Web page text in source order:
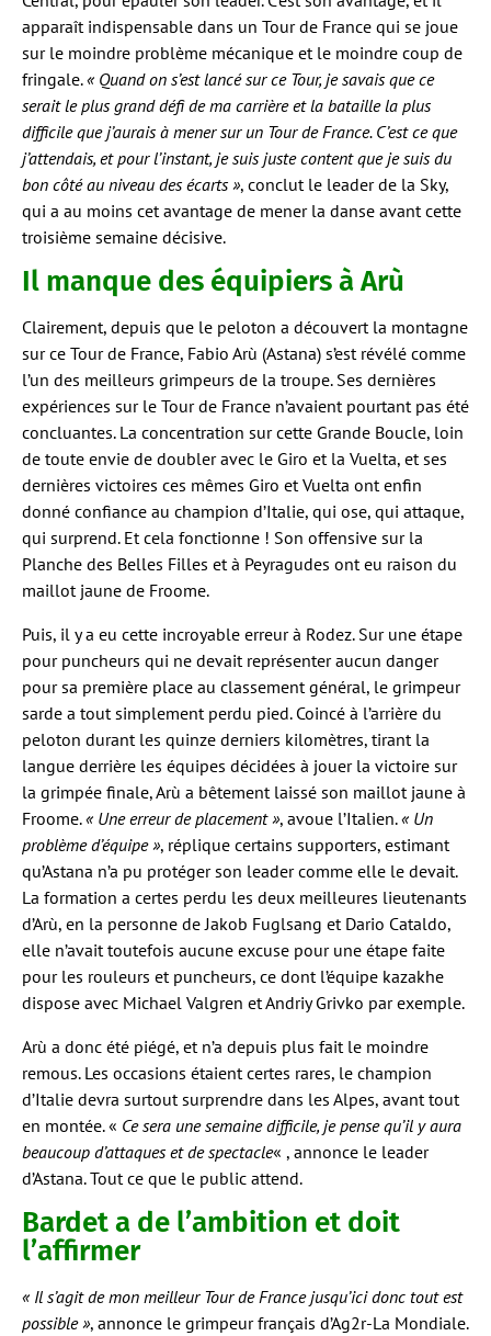
apparaît indispensable dans un Tour de France qui se joue
sur le moindre problème mécanique et le moindre coup de
fringale.« Quand on s’est lancé sur ce Tour, je savais que ce
serait le plus grand défi de ma carrière et la bataille la plus
difficile que j’aurais à mener sur un Tour de France. C’est ce que
j’attendais, et pour l’instant, je suis juste content que je suis du
bon côté au niveau des écarts », conclut le leader de la Sky,
qui a au moins cet avantage de mener la danse avant cette
troisième semaine décisive.
Il manque des équipiers à Arù
Clairement, depuis que le peloton a découvert la montagne
sur ce Tour de France, Fabio Arù (Astana) s’est révélé comme
l’un des meilleurs grimpeurs de la troupe. Ses dernières
expériences sur le Tour de France n’avaient pourtant pas été
concluantes. La concentration sur cette Grande Boucle, loin
de toute envie de doubler avec le Giro et la Vuelta, et ses
dernières victoires ces mêmes Giro et Vuelta ont enfin
donné confiance au champion d’Italie, qui ose, qui attaque,
qui surprend. Et cela fonctionne ! Son offensive sur la
Planche des Belles Filles et à Peyragudes ont eu raison du
maillot jaune de Froome.
Puis, il y a eu cette incroyable erreur à Rodez. Sur une étape
pour puncheurs qui ne devait représenter aucun danger
pour sa première place au classement général, le grimpeur
sarde a tout simplement perdu pied. Coincé à l’arrière du
peloton durant les quinze derniers kilomètres, tirant la
langue derrière les équipes décidées à jouer la victoire sur
la grimpée finale, Arù a bêtement laissé son maillot jaune à
Froome.« Une erreur de placement », avoue l’Italien.« Un
problème d’équipe », réplique certains supporters, estimant
qu’Astana n’a pu protéger son leader comme elle le devait.
La formation a certes perdu les deux meilleures lieutenants
d’Arù, en la personne de Jakob Fuglsang et Dario Cataldo,
elle n’avait toutefois aucune excuse pour une étape faite
pour les rouleurs et puncheurs, ce dont l’équipe kazakhe
dispose avec Michael Valgren et Andriy Grivko par exemple.
Arù a donc été piégé, et n’a depuis plus fait le moindre
remous. Les occasions étaient certes rares, le champion
d’Italie devra surtout surprendre dans les Alpes, avant tout
en montée. « Ce sera une semaine difficile, je pense qu’il y aura
beaucoup d’attaques et de spectacle« , annonce le leader
d’Astana. Tout ce que le public attend.
Bardet a de l’ambition et doit
l’affirmer
« Il s’agit de mon meilleur Tour de France jusqu’ici donc tout est
possible », annonce le grimpeur français d’Ag2r-La Mondiale.